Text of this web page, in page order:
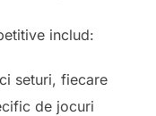
includ:
seturi, fiecare
de jocuri